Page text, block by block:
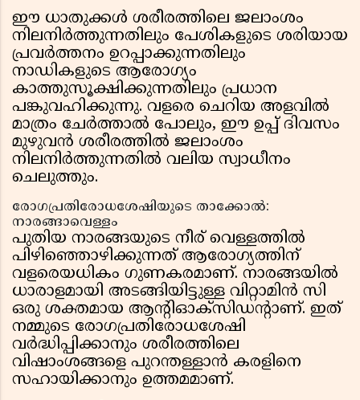
ഈ ധാതുക്കൾ ശരീരത്തിലെ ജലാംശം
നിലനിർത്തുന്നതിലും പേശികളുടെ ശരിയായ
പ്രവർത്തനം ഉറപ്പാക്കുന്നതിലും
നാഡികളുടെ ആരോഗ്യം
കാത്തുസൂക്ഷിക്കുന്നതിലും പ്രധാന
പങ്കുവഹിക്കുന്നു. വളരെ ചെറിയ അളവിൽ
മാത്രം ചേർത്താൽ പോലും, ഈ ഉപ്പ് ദിവസം
മുഴുവൻ ശരീരത്തിൽ ജലാംശം
നിലനിർത്തുന്നതിൽ വലിയ സ്വാധീനം
ചെലുത്തും.
രോഗപ്രതിരോധശേഷിയുടെ താക്കോൽ:
നാരങ്ങാവെള്ളം
പുതിയ നാരങ്ങയുടെ നീര് വെള്ളത്തിൽ
പിഴിഞ്ഞൊഴിക്കുന്നത് ആരോഗ്യത്തിന്
വളരെയധികം ഗുണകരമാണ്. നാരങ്ങയിൽ
ധാരാളമായി അടങ്ങിയിട്ടുള്ള വിറ്റാമിൻ സി
ഒരു ശക്തമായ ആന്റിഓക്‌സിഡന്റാണ്. ഇത്
നമ്മുടെ രോഗപ്രതിരോധശേഷി
വർദ്ധിപ്പിക്കാനും ശരീരത്തിലെ
വിഷാംശങ്ങളെ പുറന്തള്ളാൻ കരളിനെ
സഹായിക്കാനും ഉത്തമമാണ്.